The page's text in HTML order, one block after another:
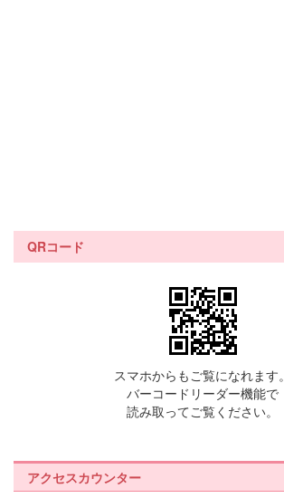
QRコード
スマホからもご覧になれます。
バーコードリーダー機能で
読み取ってご覧ください。
アクセスカウンター